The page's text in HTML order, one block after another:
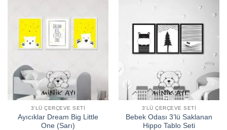
3'LÜ ÇERÇEVE SETI
Ayıcıklar Dream Big Little
One (Sarı)
3'LÜ ÇERÇEVE SETI
Bebek Odası 3’lü Saklanan
Hippo Tablo Seti